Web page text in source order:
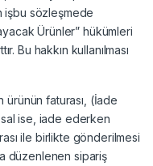
işbu sözleşmede
Ürünler” hükümleri
Bu hakkın kullanılması
ürünün faturası, (İade
ise, iade ederken
ile birlikte gönderilmesi
düzenlenen sipariş